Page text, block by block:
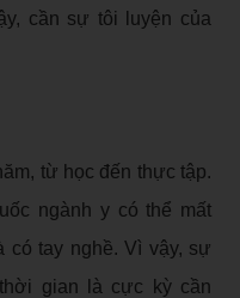
cần sự tôi luyện của
từ học đến thực tập.
ngành y có thể mất
có tay nghề. Vì vậy, sự
gian là cực kỳ cần